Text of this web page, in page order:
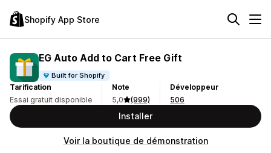
Shopify App Store
EG Auto Add to Cart Free Gift
Built for Shopify
Tarification
Essai gratuit disponible
Note
5,0
(999)
Développeur
506
Installer
Voir la boutique de démonstration